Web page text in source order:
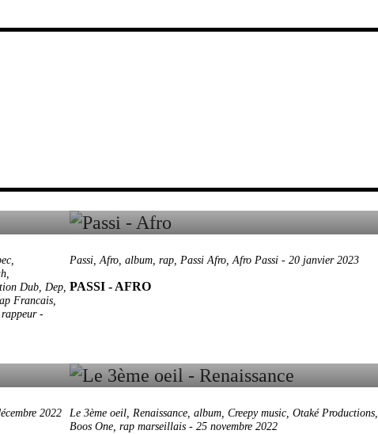
,
,
Dub, Dep,
Francais,
rappeur-
Passi,Afro, album, rap, Passi Afro,Afro Passi - 20 janvier 2023
PASSI - AFRO
2022 Le 3ème oeil, Renaissance, album, Creepy music, Otaké Productions,
Boos One, rap marseillais - 25 novembre 2022